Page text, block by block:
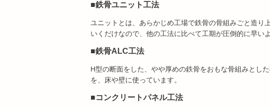
■鉄骨ユニット工法
ユニットとは、あらかじめ工場で鉄骨の骨組みごと造り
いくだけなので、他の工法に比べて工期が圧倒的に早いよ
■鉄骨ALC工法
H型の断面をした、やや厚めの鉄骨をおもな骨組みとし
を、床や壁に使っています。
■コンクリートパネル工法